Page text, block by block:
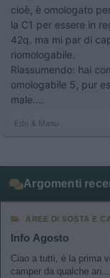
cioè, è omologato
la C1 per essere in
42q. ma mi par di
riomologabile.
Riassumendo: hai
omologabile 5, pur
male....
Edo & Manu
Argomenti
AREE DI SOSTA E
Info Agosto
Ciao a tutti, è la prima
camper da qualche an...